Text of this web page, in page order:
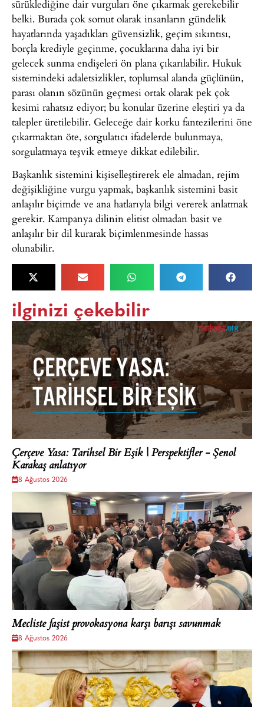
sürüklediğine dair vurguları öne çıkarmak gerekebilir
belki. Burada çok somut olarak insanların gündelik
hayatlarında yaşadıkları güvensizlik, geçim sıkıntısı,
borçla krediyle geçinme, çocuklarına daha iyi bir
gelecek sunma endişeleri ön plana çıkarılabilir. Hukuk
sistemindeki adaletsizlikler, toplumsal alanda güçlünün,
parası olanın sözünün geçmesi ortak olarak pek çok
kesimi rahatsız ediyor; bu konular üzerine eleştiri ya da
talepler üretilebilir. Geleceğe dair korku fantezilerini öne
çıkarmaktan öte, sorgulatıcı ifadelerde bulunmaya,
sorgulatmaya teşvik etmeye dikkat edilebilir.
Başkanlık sistemini kişiselleştirerek ele almadan, rejim
değişikliğine vurgu yapmak, başkanlık sistemini basit
anlaşılır biçimde ve ana hatlarıyla bilgi vererek anlatmak
gerekir. Kampanya dilinin elitist olmadan basit ve
anlaşılır bir dil kurarak biçimlenmesinde hassas
olunabilir.
ilginizi çekebilir
Çerçeve Yasa: Tarihsel Bir Eşik | Perspektifler - Şenol
Karakaş anlatıyor
8 Ağustos 2026
Mecliste faşist provokasyona karşı barışı savunmak
8 Ağustos 2026